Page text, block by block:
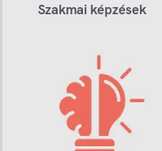
Szakmai képzések